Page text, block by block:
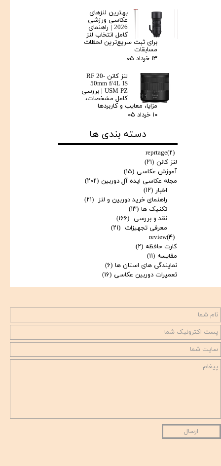
ارسال
بهترین لنزهای
عکاسی ورزشی
2026 | راهنمای
کامل انتخاب لنز
برای ثبت سریع‌ترین لحظات
مسابقات
۱۳ خرداد ۰۵
لنز کانن RF 20-
50mm f/4L IS
USM PZ | بررسی
کامل مشخصات،
مزایا، معایب و کاربردها
۱۰ خرداد ۰۵
دسته بندی ها
reprtage(۲)
لنز کانن (۲۱)
آموزش عکاسی (۱۵)
مجله عکاسی ایده آل دوربین (۲۰۲)
اخبار (۱۲)
راهنمای خرید دوربین و لنز (۲۱)
تکنیک ها (۱۳)
نقد و بررسی (۱۶۶)
معرفی تجهیزات (۲۱)
review(۴)
کارت حافظه (۲)
مقایسه (۱۱)
نمایندگی های استان ها (۶)
تعمیرات دوربین عکاسی (۱۶)